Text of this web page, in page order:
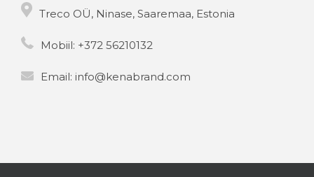
Treco OÜ, Ninase, Saaremaa, Estonia
Mobiil: +372 56210132
Email: info@kenabrand.com